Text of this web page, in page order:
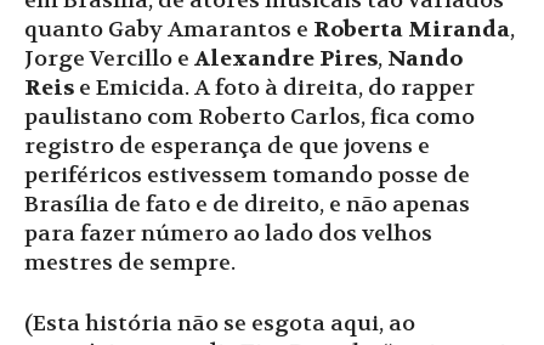
quanto Gaby Amarantos e Roberta Miranda,
Jorge Vercillo e Alexandre Pires, Nando
Reis e Emicida. A foto à direita, do rapper
paulistano com Roberto Carlos, fica como
registro de esperança de que jovens e
periféricos estivessem tomando posse de
Brasília de fato e de direito, e não apenas
para fazer número ao lado dos velhos
mestres de sempre.
(Esta história não se esgota aqui, ao